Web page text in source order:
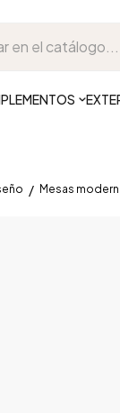
Mesas